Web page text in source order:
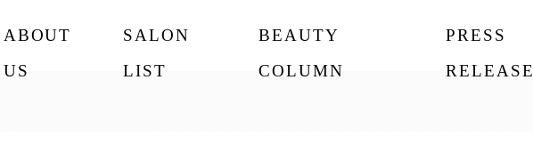
ABOUT
US
SALON
LIST
BEAUTY
COLUMN
PRESS
RELEASE